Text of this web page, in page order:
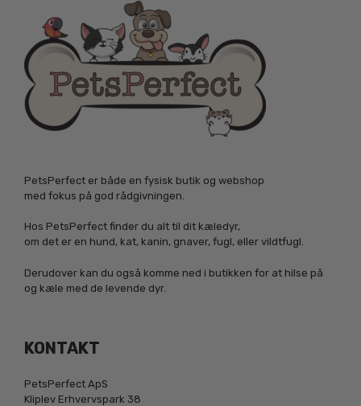
PetsPerfect er både en fysisk butik og webshop
med fokus på god rådgivningen.
Hos PetsPerfect finder du alt til dit kæledyr,
om det er en hund, kat, kanin, gnaver, fugl, eller vildtfugl.
Derudover kan du også komme ned i butikken for at hilse på
og kæle med de levende dyr.
KONTAKT
PetsPerfect ApS
Kliplev Erhvervspark 38